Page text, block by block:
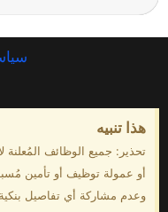
هذا تنبيه
تحذير: جميع الوظائف
أو عمولة توظيف أو تأمين
وعدم مشاركة أي تفاصيل